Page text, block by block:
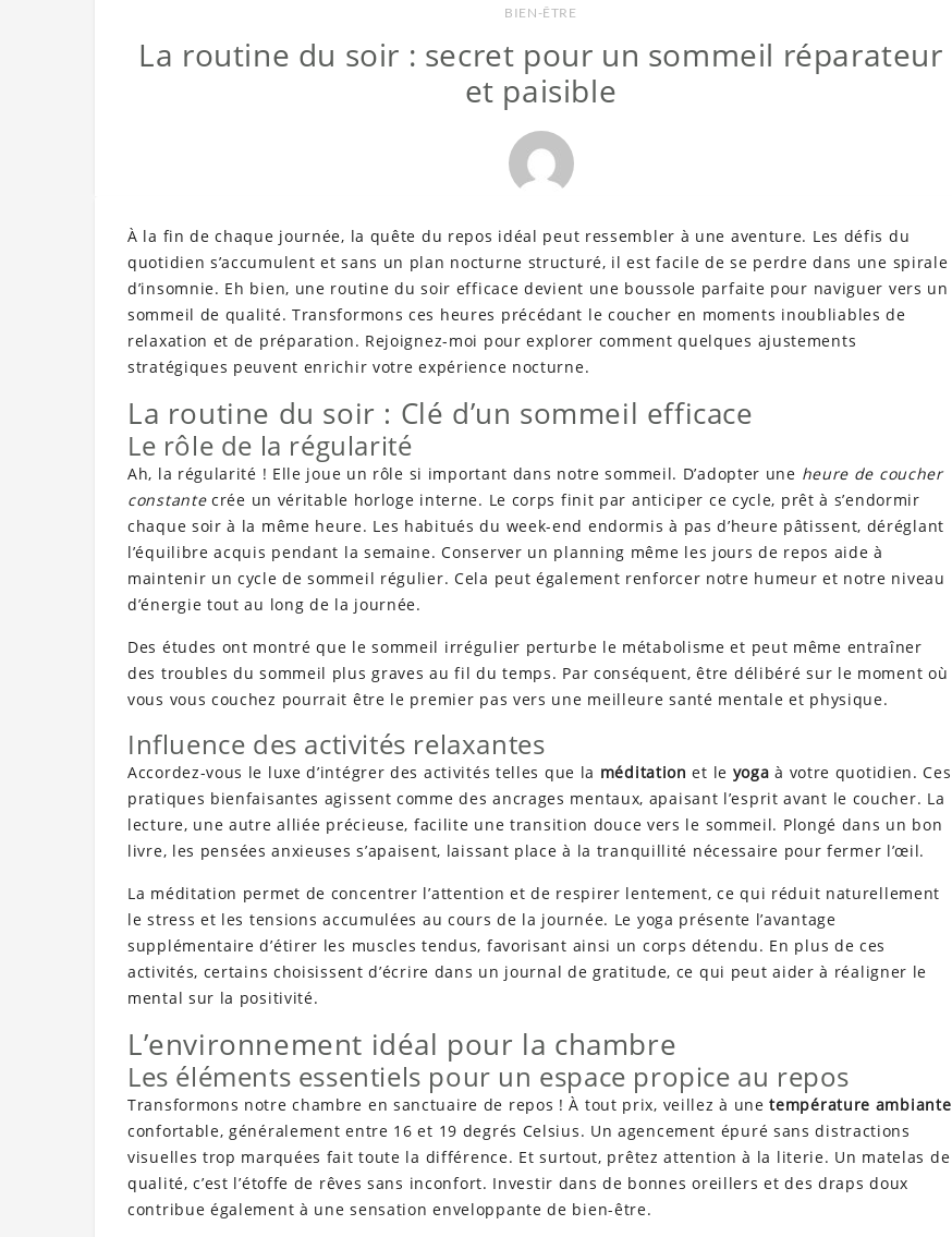
BIEN-ÊTRE
La routine du soir : secret pour un sommeil réparateur
et paisible
À la fin de chaque journée, la quête du repos idéal peut ressembler à une aventure. Les défis du
quotidien s’accumulent et sans un plan nocturne structuré, il est facile de se perdre dans une spirale
d’insomnie. Eh bien, une routine du soir efficace devient une boussole parfaite pour naviguer vers un
sommeil de qualité. Transformons ces heures précédant le coucher en moments inoubliables de
relaxation et de préparation. Rejoignez-moi pour explorer comment quelques ajustements
stratégiques peuvent enrichir votre expérience nocturne.
La routine du soir : Clé d’un sommeil efficace
Le rôle de la régularité
Ah, la régularité ! Elle joue un rôle si important dans notre sommeil. D’adopter une heure de coucher
constantecrée un véritable horloge interne. Le corps finit par anticiper ce cycle, prêt à s’endormir
chaque soir à la même heure. Les habitués du week-end endormis à pas d’heure pâtissent, déréglant
l’équilibre acquis pendant la semaine. Conserver un planning même les jours de repos aide à
maintenir un cycle de sommeil régulier. Cela peut également renforcer notre humeur et notre niveau
d’énergie tout au long de la journée.
Des études ont montré que le sommeil irrégulier perturbe le métabolisme et peut même entraîner
des troubles du sommeil plus graves au fil du temps. Par conséquent, être délibéré sur le moment où
vous vous couchez pourrait être le premier pas vers une meilleure santé mentale et physique.
Influence des activités relaxantes
Accordez-vous le luxe d’intégrer des activités telles que la méditation et le yoga à votre quotidien. Ces
pratiques bienfaisantes agissent comme des ancrages mentaux, apaisant l’esprit avant le coucher. La
lecture, une autre alliée précieuse, facilite une transition douce vers le sommeil. Plongé dans un bon
livre, les pensées anxieuses s’apaisent, laissant place à la tranquillité nécessaire pour fermer l’œil.
La méditation permet de concentrer l’attention et de respirer lentement, ce qui réduit naturellement
le stress et les tensions accumulées au cours de la journée. Le yoga présente l’avantage
supplémentaire d’étirer les muscles tendus, favorisant ainsi un corps détendu. En plus de ces
activités, certains choisissent d’écrire dans un journal de gratitude, ce qui peut aider à réaligner le
mental sur la positivité.
L’environnement idéal pour la chambre
Les éléments essentiels pour un espace propice au repos
Transformons notre chambre en sanctuaire de repos ! À tout prix, veillez à unetempérature ambiante
confortable, généralement entre 16 et 19 degrés Celsius. Un agencement épuré sans distractions
visuelles trop marquées fait toute la différence. Et surtout, prêtez attention à la literie. Un matelas de
qualité, c’est l’étoffe de rêves sans inconfort. Investir dans de bonnes oreillers et des draps doux
contribue également à une sensation enveloppante de bien-être.